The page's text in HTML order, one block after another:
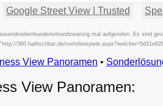
Google Street View | Trusted
mal aufgerufen. Es sind
360.haifischbar.de/
Beispiele
Exemples
View Panoramen •
View Panoramen: